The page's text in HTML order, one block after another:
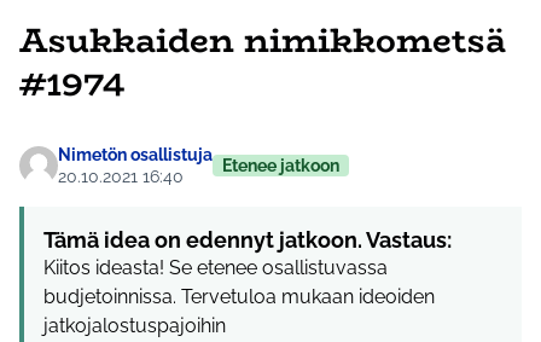
Asukkaiden nimikkometsä
#1974
Nimetön osallistuja
20.10.2021 16:40
Etenee jatkoon
Tämä idea on edennyt jatkoon. Vastaus:
Kiitos ideasta! Se etenee osallistuvassa
budjetoinnissa. Tervetuloa mukaan ideoiden
jatkojalostuspajoihin